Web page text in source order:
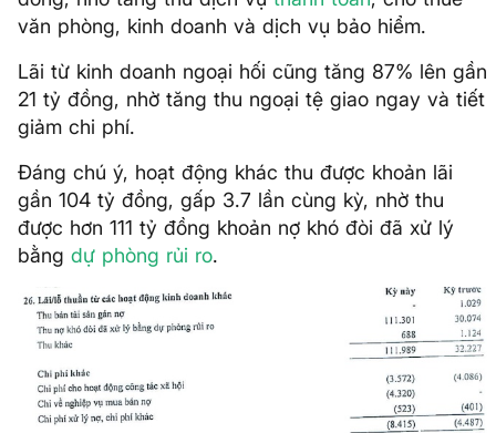
văn phòng, kinh doanh và dịch vụ bảo hiểm.
Lãi từ kinh doanh ngoại hối cũng tăng 87% lên gần
21 tỷ đồng, nhờ tăng thu ngoại tệ giao ngay và tiết
giảm chi phí.
Đáng chú ý, hoạt động khác thu được khoản lãi
gần 104 tỷ đồng, gấp 3.7 lần cùng kỳ, nhờ thu
được hơn 111 tỷ đồng khoản nợ khó đòi đã xử lý
bằng dự phòng rủi ro.